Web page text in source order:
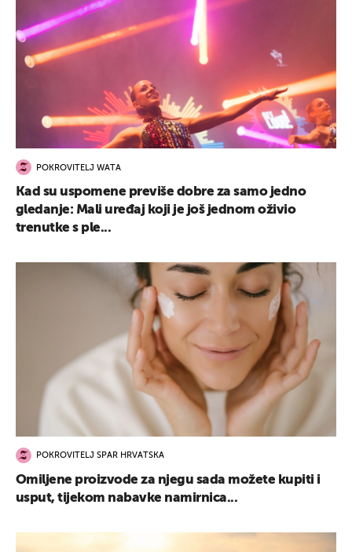
POKROVITELJ WATA
Kad su uspomene previše dobre za samo jedno
gledanje: Mali uređaj koji je još jednom oživio
trenutke s ple...
POKROVITELJ SPAR HRVATSKA
Omiljene proizvode za njegu sada možete kupiti i
usput, tijekom nabavke namirnica...